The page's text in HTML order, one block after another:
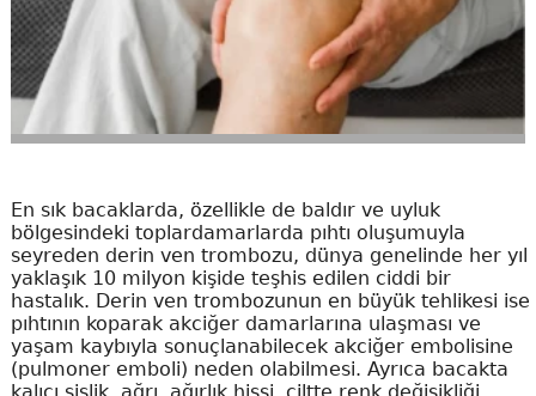
En sık bacaklarda, özellikle de baldır ve uyluk
bölgesindeki toplardamarlarda pıhtı oluşumuyla
seyreden derin ven trombozu, dünya genelinde her yıl
yaklaşık 10 milyon kişide teşhis edilen ciddi bir
hastalık. Derin ven trombozunun en büyük tehlikesi ise
pıhtının koparak akciğer damarlarına ulaşması ve
yaşam kaybıyla sonuçlanabilecek akciğer embolisine
(pulmoner emboli) neden olabilmesi. Ayrıca bacakta